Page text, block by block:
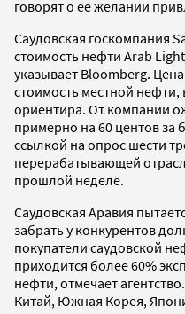
говорят о ее желании
Саудовская госкомпания
стоимость нефти Arab
указывает Bloomberg.
стоимость местной
ориентира. От компании
примерно на 60 центов за
ссылкой на опрос шести
перерабатывающей
прошлой неделе.
Саудовская Аравия
забрать у конкурентов
покупатели саудовской
приходится более 60%
нефти, отмечает
Китай, Южная Корея,